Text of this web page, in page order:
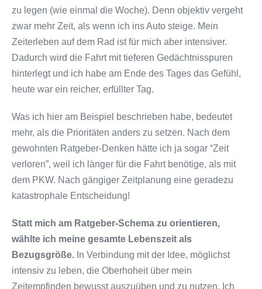
zu legen (wie einmal die Woche). Denn objektiv vergeht
zwar mehr Zeit, als wenn ich ins Auto steige. Mein
Zeiterleben auf dem Rad ist für mich aber intensiver.
Dadurch wird die Fahrt mit tieferen Gedächtnisspuren
hinterlegt und ich habe am Ende des Tages das Gefühl,
heute war ein reicher, erfüllter Tag.
Was ich hier am Beispiel beschrieben habe, bedeutet
mehr, als die Prioritäten anders zu setzen. Nach dem
gewohnten Ratgeber-Denken hätte ich ja sogar “Zeit
verloren”, weil ich länger für die Fahrt benötige, als mit
dem PKW. Nach gängiger Zeitplanung eine geradezu
katastrophale Entscheidung!
Statt mich am Ratgeber-Schema zu orientieren,
wählte ich meine gesamte Lebenszeit als
Bezugsgröße. In Verbindung mit der Idee, möglichst
intensiv zu leben, die Oberhoheit über mein
Zeitempfinden bewusst auszuüben und zu nutzen. Ich